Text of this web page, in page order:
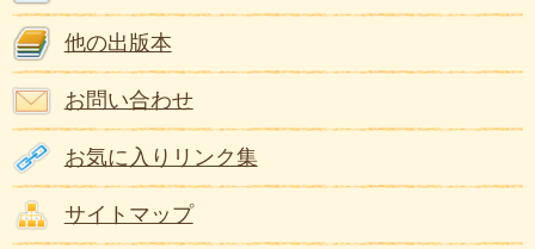
他の出版本
お問い合わせ
お気に入りリンク集
サイトマップ